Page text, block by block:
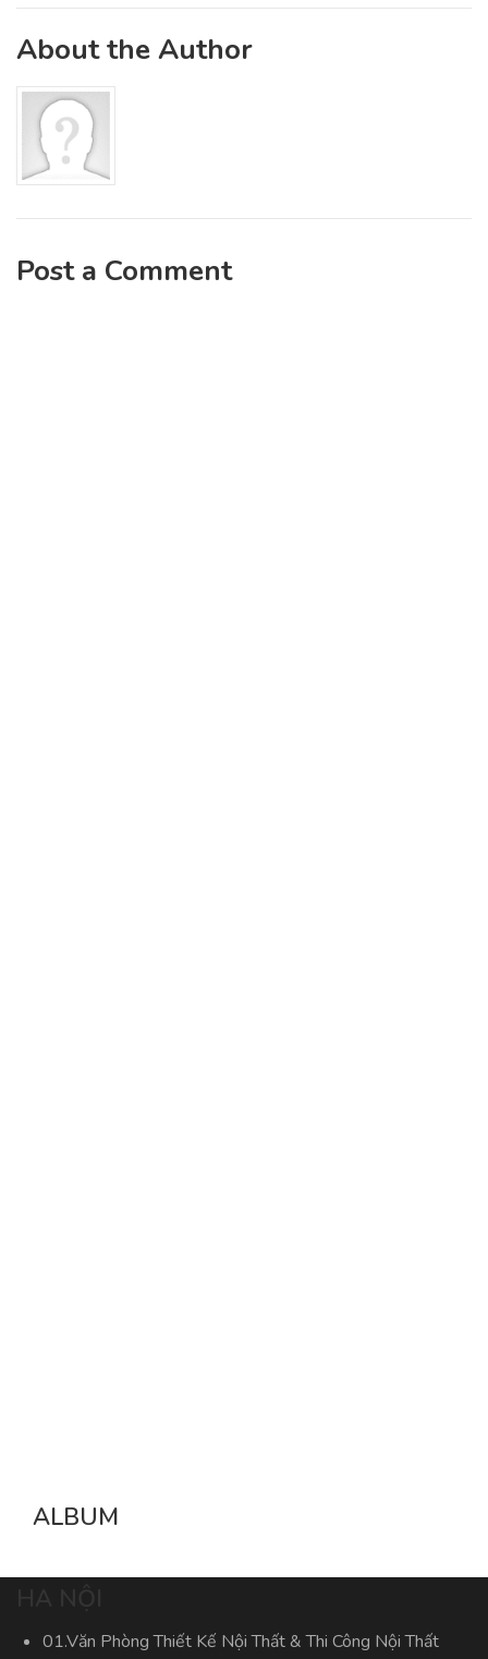
About the Author
Post a Comment
ALBUM
01.Văn Phòng Thiết Kế Nội Thất & Thi Công Nội Thất